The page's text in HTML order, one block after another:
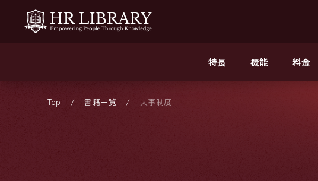
特長 機能 料金
Top 書籍一覧 人事制度